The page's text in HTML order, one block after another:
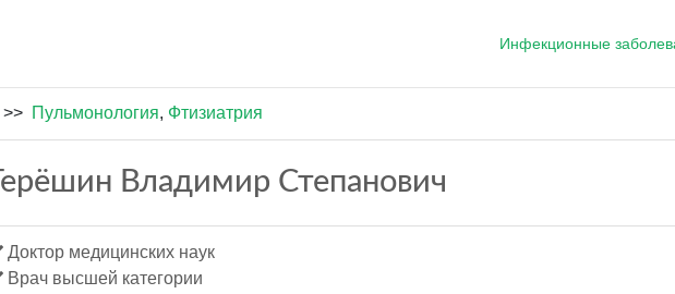
Инфекционные
>> Пульмонология, Фтизиатрия
Терёшин Владимир Степанович
Доктор медицинских наук
Врач высшей категории